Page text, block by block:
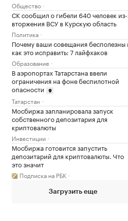
Общество
СК сообщил о гибели 640 человек из-
вторжения ВСУ в Курскую область
Политика
Почему ваши совещания бесполезны
как это исправить: 7 лайфхаков
Образование
В аэропортах Татарстана ввели
ограничения на фоне беспилотной
опасности
Татарстан
Мосбиржа запланировала запуск
собственного депозитария для
криптовалюты
Инвестиции
Мосбиржа готовится запустить
депозитарий для криптовалюты. Что
это значит
Подписка на РБК
Загрузить еще